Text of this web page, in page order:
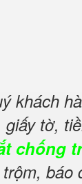
khách
tờ,
chống
báo